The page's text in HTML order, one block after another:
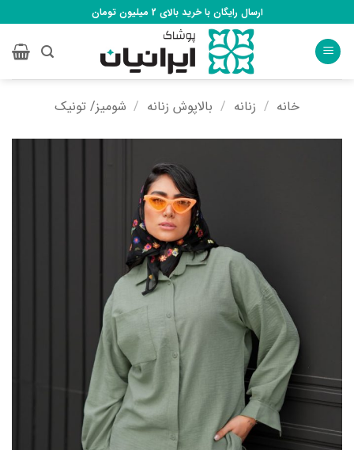
to
content
ارسال رایگان با خرید بالای 2 میلیون تومان
خانه / زنانه / بالاپوش زنانه / شومیز/ تونیک